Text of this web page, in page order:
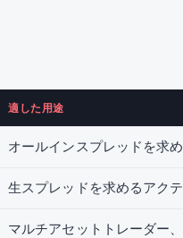
適した用途
オールインスプレッドを求
生スプレッドを求めるアク
マルチアセットトレーダー